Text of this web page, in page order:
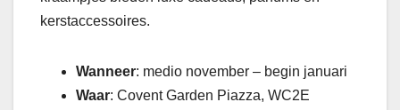
kerstaccessoires.
Wanneer: medio november – begin januari
Waar: Covent Garden Piazza, WC2E